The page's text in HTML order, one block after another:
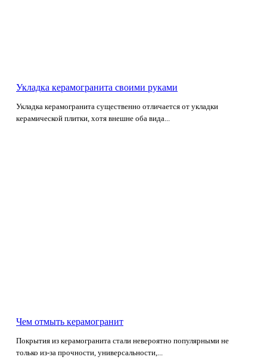
Укладка керамогранита своими руками
Укладка керамогранита существенно отличается от укладки
керамической плитки, хотя внешне оба вида...
Чем отмыть керамогранит
Покрытия из керамогранита стали невероятно популярными не
только из-за прочности, универсальности,...